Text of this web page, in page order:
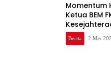
Momentum
Ketua BEM
Berita 2 Mei